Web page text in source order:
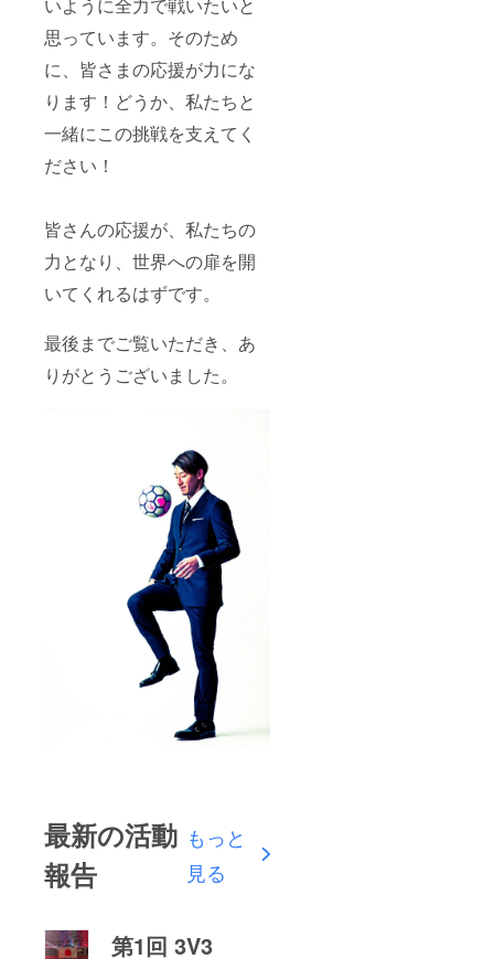
思っています。そのため
に、皆さまの応援が力にな
ります！どうか、私たちと
一緒にこの挑戦を支えてく
ださい！
皆さんの応援が、私たちの
力となり、世界への扉を開
いてくれるはずです。
最後までご覧いただき、あ
りがとうございました。
最新の活動
報告
もっと
見る
第1回 3V3